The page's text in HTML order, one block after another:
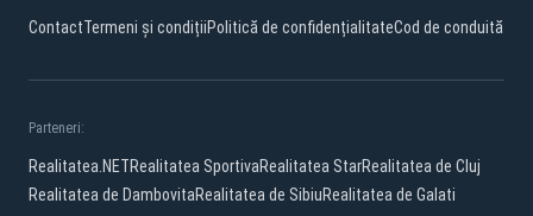
ContactTermeni și condițiiPolitică de confidențialitateCod de conduită
Parteneri:
Realitatea.NETRealitatea SportivaRealitatea StarRealitatea de Cluj
Realitatea de DambovitaRealitatea de SibiuRealitatea de Galati